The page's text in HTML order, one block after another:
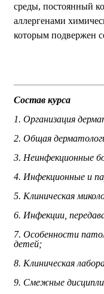
среды, постоянный
аллергенами
которым подвержен
Состав курса
1. Организация
2. Общая
3. Неинфекционные
4. Инфекционные и
5. Клиническая
6. Инфекции,
7. Особенности
детей;
8. Клиническая
9. Смежные